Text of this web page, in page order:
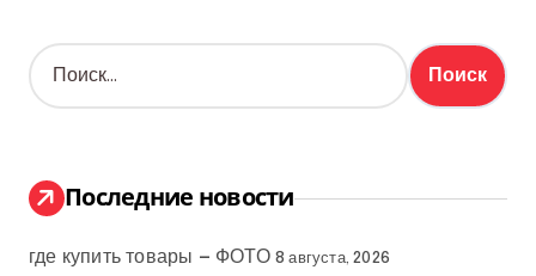
Н
а
:
Последние новости
где купить товары — ФОТО 8 августа, 2026